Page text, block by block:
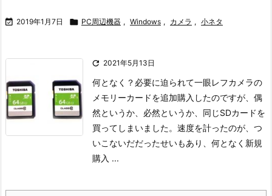
 2019年1月7日  PC周辺機器 , Windows , カメラ , 小ネタ
 2021年5月13日
何となく？必要に迫られて一眼レフカメラの
メモリーカードを追加購入したのですが、 偶
然というか、必然というか、同じSDカードを
買ってしまいました。 速度を計ったのが、つ
いこないだだったせいもあり、何となく新規
購入 ...